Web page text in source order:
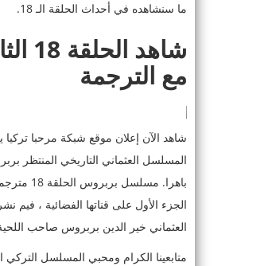
ما سنشاهده في أحداث الحلقة الـ 18.
مع الترجمة
المسلسل العثماني التاريخي المنتظر
العثماني خير الدين بربروس صاحب اللحية
متابعينا الكرام ومحبي المسلسل